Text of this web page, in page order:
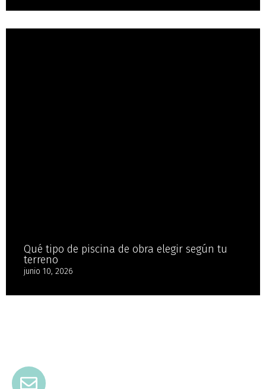
Qué tipo de piscina de obra elegir según tu
terreno
junio 10, 2026